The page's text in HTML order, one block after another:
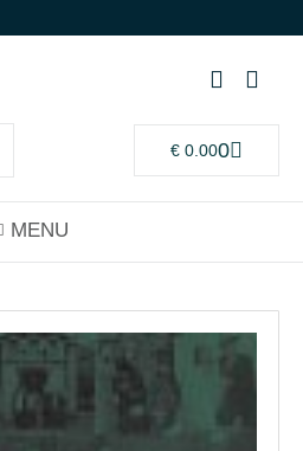
€0.000